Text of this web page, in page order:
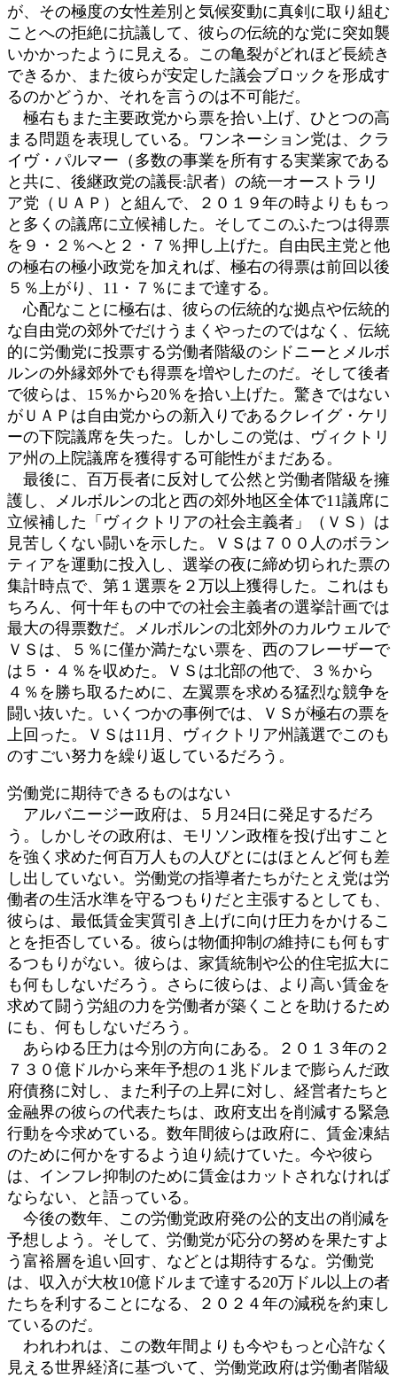
が、その極度の女性差別と気候変動に真剣に取り組む
ことへの拒絶に抗議して、彼らの伝統的な党に突如襲
いかかったように見える。この亀裂がどれほど長続き
できるか、また彼らが安定した議会ブロックを形成す
るのかどうか、それを言うのは不可能だ。
極右もまた主要政党から票を拾い上げ、ひとつの高
まる問題を表現している。ワンネーション党は、クラ
イヴ・パルマー（多数の事業を所有する実業家である
と共に、後継政党の議長:訳者）の統一オーストラリ
ア党（ＵＡＰ）と組んで、２０１９年の時よりももっ
と多くの議席に立候補した。そしてこのふたつは得票
を９・２％へと２・７％押し上げた。自由民主党と他
の極右の極小政党を加えれば、極右の得票は前回以後
５％上がり、11・７％にまで達する。
心配なことに極右は、彼らの伝統的な拠点や伝統的
な自由党の郊外でだけうまくやったのではなく、伝統
的に労働党に投票する労働者階級のシドニーとメルボ
ルンの外縁郊外でも得票を増やしたのだ。そして後者
で彼らは、15％から20％を拾い上げた。驚きではない
がＵＡＰは自由党からの新入りであるクレイグ・ケリ
ーの下院議席を失った。しかしこの党は、ヴィクトリ
ア州の上院議席を獲得する可能性がまだある。
最後に、百万長者に反対して公然と労働者階級を擁
護し、メルボルンの北と西の郊外地区全体で11議席に
立候補した「ヴィクトリアの社会主義者」（ＶＳ）は
見苦しくない闘いを示した。ＶＳは７００人のボラン
ティアを運動に投入し、選挙の夜に締め切られた票の
集計時点で、第１選票を２万以上獲得した。これはも
ちろん、何十年もの中での社会主義者の選挙計画では
最大の得票数だ。メルボルンの北郊外のカルウェルで
ＶＳは、５％に僅か満たない票を、西のフレーザーで
は５・４％を収めた。ＶＳは北部の他で、３％から
４％を勝ち取るために、左翼票を求める猛烈な競争を
闘い抜いた。いくつかの事例では、ＶＳが極右の票を
上回った。ＶＳは11月、ヴィクトリア州議選でこのも
のすごい努力を繰り返しているだろう。
労働党に期待できるものはない
アルバニージー政府は、５月24日に発足するだろ
う。しかしその政府は、モリソン政権を投げ出すこと
を強く求めた何百万人もの人びとにはほとんど何も差
し出していない。労働党の指導者たちがたとえ党は労
働者の生活水準を守るつもりだと主張するとしても、
彼らは、最低賃金実質引き上げに向け圧力をかけるこ
とを拒否している。彼らは物価抑制の維持にも何もす
るつもりがない。彼らは、家賃統制や公的住宅拡大に
も何もしないだろう。さらに彼らは、より高い賃金を
求めて闘う労組の力を労働者が築くことを助けるため
にも、何もしないだろう。
あらゆる圧力は今別の方向にある。２０１３年の２
７３０億ドルから来年予想の１兆ドルまで膨らんだ政
府債務に対し、また利子の上昇に対し、経営者たちと
金融界の彼らの代表たちは、政府支出を削減する緊急
行動を今求めている。数年間彼らは政府に、賃金凍結
のために何かをするよう迫り続けていた。今や彼ら
は、インフレ抑制のために賃金はカットされなければ
ならない、と語っている。
今後の数年、この労働党政府発の公的支出の削減を
予想しよう。そして、労働党が応分の努めを果たすよ
う富裕層を追い回す、などとは期待するな。労働党
は、収入が大枚10億ドルまで達する20万ドル以上の者
たちを利することになる、２０２４年の減税を約束し
ているのだ。
われわれは、この数年間よりも今やもっと心許なく
見える世界経済に基づいて、労働党政府は労働者階級